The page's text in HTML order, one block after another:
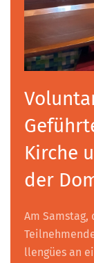
Kirche
der
Am Samstag,
llengües an